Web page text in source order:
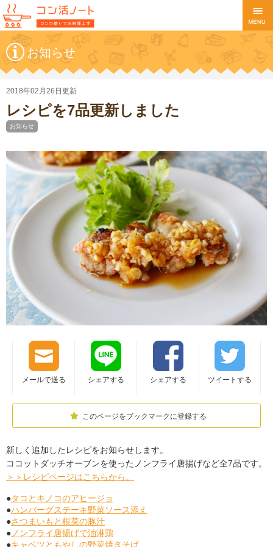
お知らせ
2018年02月26日更新
レシピを7品更新しました
お知らせ
メールで送る シェアする シェアする ツイートする
このページをブックマークに登録する
新しく追加したレシピをお知らせします。
ココットダッチオーブンを使ったノンフライ唐揚げなど全7品です。
＞＞レシピページはこちらから。
●タコとキノコのアヒージョ
●ハンバーグステーキ野菜ソース添え
●さつまいもと根菜の豚汁
● ノンフライ唐揚げで油淋鶏
●キャベツともやしの野菜焼きそば